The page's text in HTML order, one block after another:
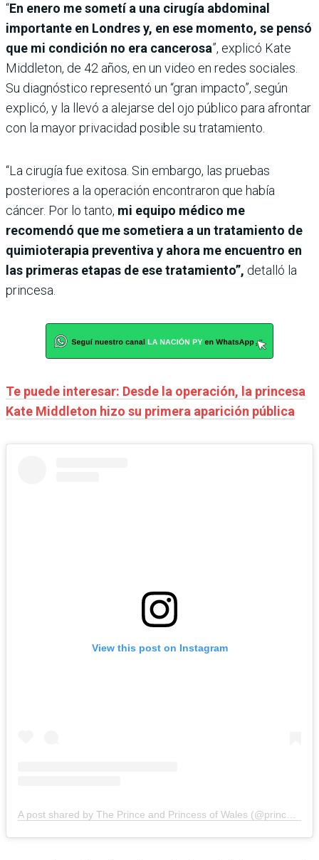
“En enero me sometí a una cirugía abdominal
importante en Londres y, en ese momento, se pensó
que mi condición no era cancerosa”, explicó Kate
Middleton, de 42 años, en un video en redes sociales.
Su diagnóstico representó un “gran impacto”, según
explicó, y la llevó a alejarse del ojo público para afrontar
con la mayor privacidad posible su tratamiento.
“La cirugía fue exitosa. Sin embargo, las pruebas
posteriores a la operación encontraron que había
cáncer. Por lo tanto, mi equipo médico me
recomendó que me sometiera a un tratamiento de
quimioterapia preventiva y ahora me encuentro en
las primeras etapas de ese tratamiento”, detalló la
princesa.
Te puede interesar: Desde la operación, la princesa
Kate Middleton hizo su primera aparición pública
View this post on Instagram
A post shared by The Prince and Princess of Wales (@princeandprincessofwales)